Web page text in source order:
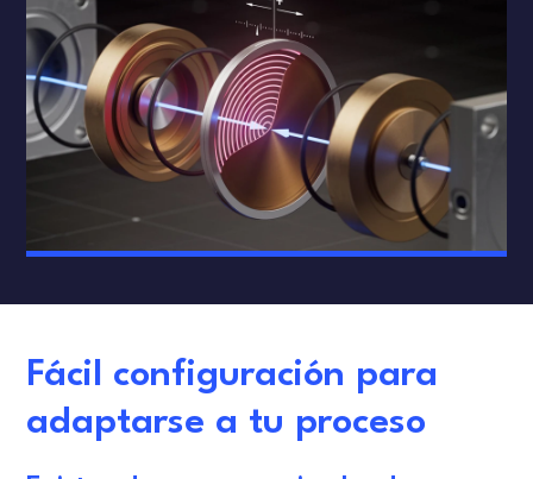
Fácil configuración para
adaptarse a tu proceso